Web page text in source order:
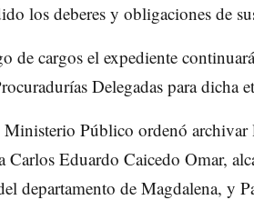
los deberes y obligaciones de
de cargos el expediente
Delegadas para dicha
Público ordenó archivar
Carlos Eduardo Caicedo Omar,
departamento de Magdalena, y